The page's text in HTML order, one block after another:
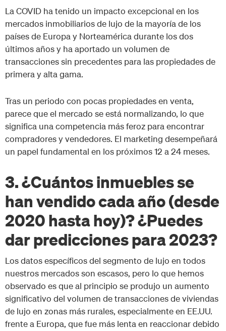
La COVID ha tenido un impacto excepcional en los
mercados inmobiliarios de lujo de la mayoría de los
países de Europa y Norteamérica durante los dos
últimos años y ha aportado un volumen de
transacciones sin precedentes para las propiedades de
primera y alta gama.
Tras un periodo con pocas propiedades en venta,
parece que el mercado se está normalizando, lo que
significa una competencia más feroz para encontrar
compradores y vendedores. El marketing desempeñará
un papel fundamental en los próximos 12 a 24 meses.
3. ¿Cuántos inmuebles se
han vendido cada año (desde
2020 hasta hoy)? ¿Puedes
dar predicciones para 2023?
Los datos específicos del segmento de lujo en todos
nuestros mercados son escasos, pero lo que hemos
observado es que al principio se produjo un aumento
significativo del volumen de transacciones de viviendas
de lujo en zonas más rurales, especialmente en EE.UU.
frente a Europa, que fue más lenta en reaccionar debido